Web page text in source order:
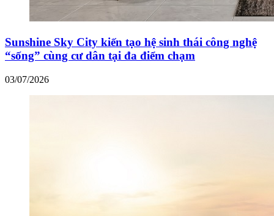
Sunshine Sky City kiến tạo hệ sinh thái công nghệ
“sống” cùng cư dân tại đa điểm chạm
03/07/2026